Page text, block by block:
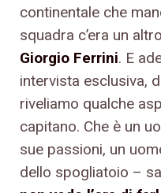
continentale che
squadra c’era un
Giorgio Ferrini. E
intervista esclusiva,
riveliamo qualche
capitano. Che è un
sue passioni, un
dello spogliatoio –